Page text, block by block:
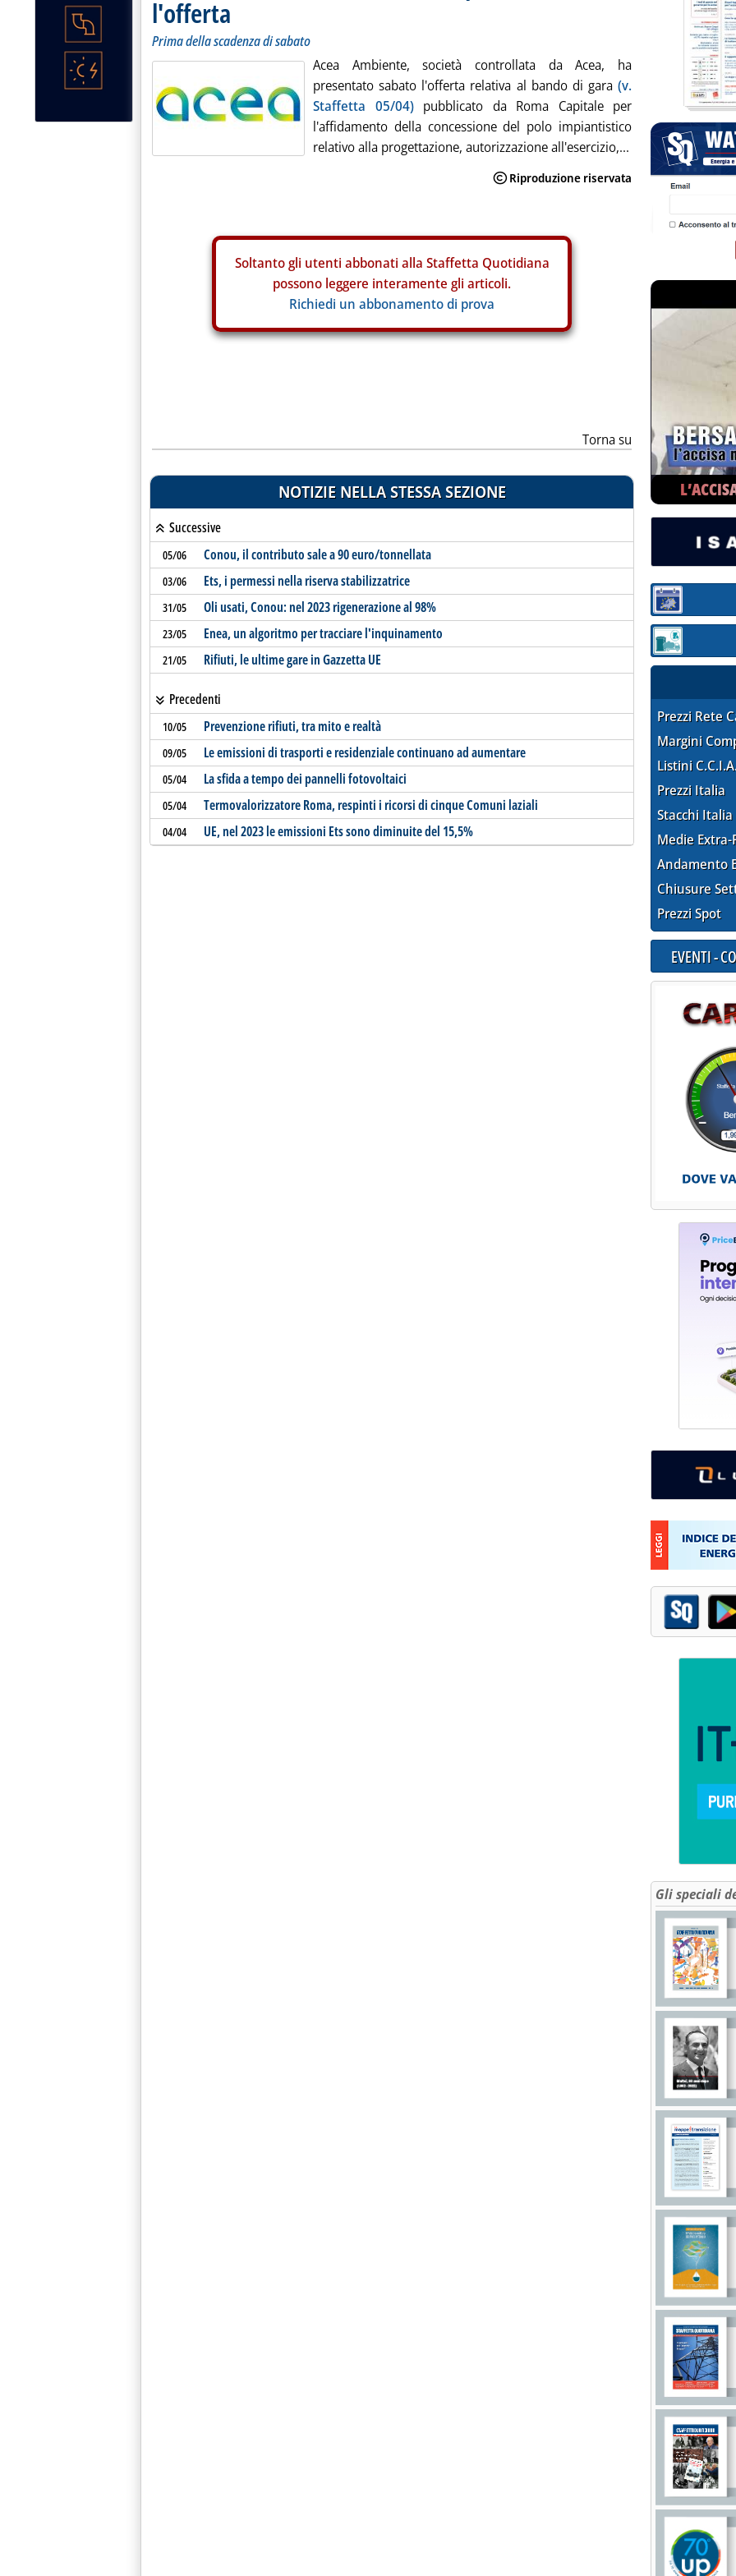
l'offerta
Prima della scadenza di sabato
Acea Ambiente, società controllata da Acea, ha
presentato sabato l'offerta relativa al bando di gara (v.
Staffetta 05/04)pubblicato da Roma Capitale per
l'affidamento della concessione del polo impiantistico
relativo alla progettazione, autorizzazione all'esercizio,...
Soltanto gli utenti abbonati alla Staffetta Quotidiana
possono leggere interamente gli articoli.
Richiedi un abbonamento di prova
Torna su
NOTIZIE NELLA STESSA SEZIONE
Successive
05/06 Conou, il contributo sale a 90 euro/tonnellata
03/06 Ets, i permessi nella riserva stabilizzatrice
31/05 Oli usati, Conou: nel 2023 rigenerazione al 98%
23/05 Enea, un algoritmo per tracciare l'inquinamento
21/05 Rifiuti, le ultime gare in Gazzetta UE
Precedenti
10/05 Prevenzione rifiuti, tra mito e realtà
09/05 Le emissioni di trasporti e residenziale continuano ad aumentare
05/04 La sfida a tempo dei pannelli fotovoltaici
05/04 Termovalorizzatore Roma, respinti i ricorsi di cinque Comuni laziali
04/04 UE, nel 2023 le emissioni Ets sono diminuite del 15,5%
Sezione:
Sezione:
Prezzi Rete
Margini
Listini
Prezzi Italia
Stacchi Italia
Medie Extra-
Andamento
Chiusure
Prezzi Spot
EVENTI -
Gli speciali